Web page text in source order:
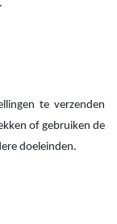
te verzenden
of gebruiken de
doeleinden.